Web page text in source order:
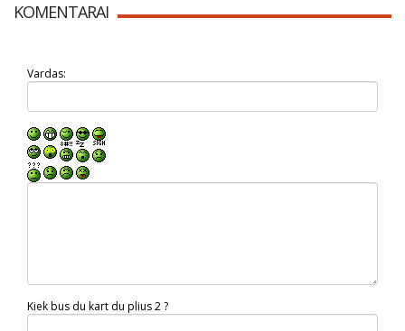
KOMENTARAI
Vardas:
Kiek bus du kart du plius 2 ?